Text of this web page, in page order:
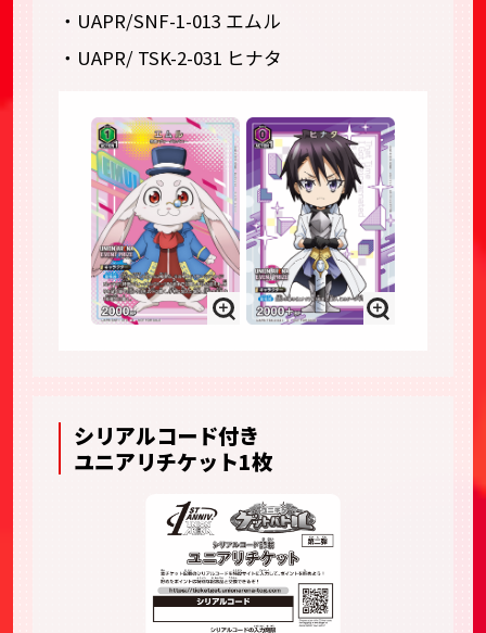
・UAPR/SNF-1-013 エムル
・UAPR/ TSK-2-031 ヒナタ
シリアルコード付き
ユニアリチケット1枚